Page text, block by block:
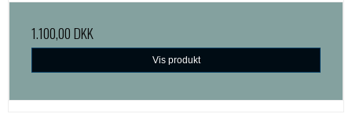
1.100,00 DKK
Vis produkt